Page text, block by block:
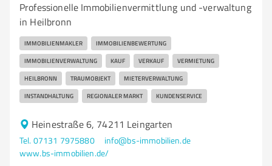
Professionelle Immobilienvermittlung und -verwaltung
in Heilbronn
IMMOBILIENMAKLER IMMOBILIENBEWERTUNG
IMMOBILIENVERWALTUNG KAUF VERKAUF VERMIETUNG
HEILBRONN TRAUMOBJEKT MIETERVERWALTUNG
INSTANDHALTUNG REGIONALER MARKT KUNDENSERVICE
Heinestraße 6, 74211 Leingarten
Tel. 07131 7975880
info@bs-immobilien.de
www.bs-immobilien.de/